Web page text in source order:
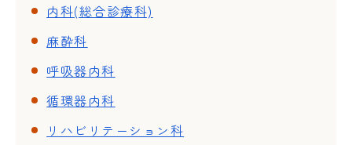
内科(総合診療科)
麻酔科
呼吸器内科
循環器内科
リハビリテーション科